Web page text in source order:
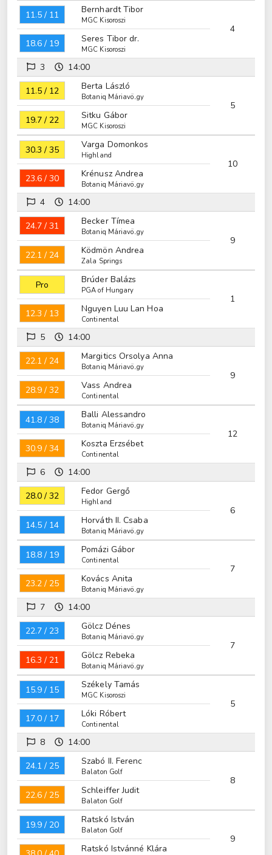
11.5 / 11 Bernhardt Tibor
MGC Kisoroszi
4
18.6 / 19
Seres Tibor dr.
MGC Kisoroszi
3 14:00
11.5 / 12 Berta László
Botaniq Máriavölgy
5
19.7 / 22
Sitku Gábor
MGC Kisoroszi
30.3 / 35 Varga Domonkos
Highland
10
23.6 / 30
Krénusz Andrea
Botaniq Máriavölgy
4 14:00
24.7 / 31 Becker Tímea
Botaniq Máriavölgy
9
22.1 / 24
Ködmön Andrea
Zala Springs
Pro Brúder Balázs
PGA of Hungary
1
12.3 / 13
Nguyen Luu Lan Hoa
Continental
5 14:00
22.1 / 24 Margitics Orsolya Anna
Botaniq Máriavölgy
9
28.9 / 32
Vass Andrea
Continental
41.8 / 38 Balli Alessandro
Botaniq Máriavölgy
12
30.9 / 34
Koszta Erzsébet
Continental
6 14:00
28.0 / 32 Fedor Gergő
Highland
6
14.5 / 14
Horváth II. Csaba
Botaniq Máriavölgy
18.8 / 19 Pomázi Gábor
Continental
7
23.2 / 25
Kovács Anita
Botaniq Máriavölgy
7 14:00
22.7 / 23 Gölcz Dénes
Botaniq Máriavölgy
7
16.3 / 21
Gölcz Rebeka
Botaniq Máriavölgy
15.9 / 15 Székely Tamás
MGC Kisoroszi
5
17.0 / 17
Lóki Róbert
Continental
8 14:00
24.1 / 25 Szabó II. Ferenc
Balaton Golf
8
22.6 / 25
Schleiffer Judit
Balaton Golf
19.9 / 20 Ratskó István
Balaton Golf
9
Ratskó Istvánné Klára